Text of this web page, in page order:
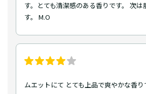
す。とても清潔感のある香りです。 次
す。 M.O
ムエットにて とても上品で爽やかな香り